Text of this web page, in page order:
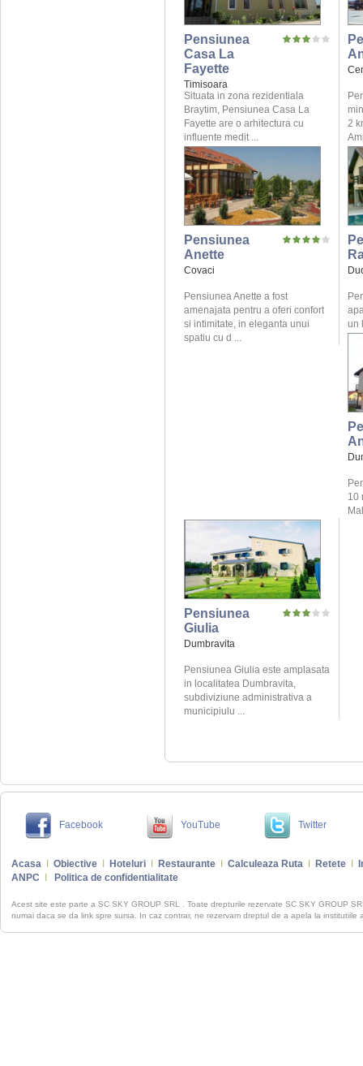
Pensiunea
Casa La
Fayette
Timisoara
Situata in zona rezidentiala
Braytim, Pensiunea Casa La
Fayette are o arhitectura cu
influente medit ...
2
Pensiunea
Anette
Covaci
Pensiunea Anette a fost
amenajata pentru a oferi confort
si intimitate, in eleganta unui
spatiu cu d ...
un
10
Pensiunea
Giulia
Dumbravita
Pensiunea Giulia este amplasata
in localitatea Dumbravita,
subdiviziune administrativa a
municipiulu ...
Facebook YouTube Twitter
Acasa Obiective Hoteluri Restaurante Calculeaza Ruta Retete
ANPC
Politica de confidentialitate
Acest site este parte a SC SKY GROUP SRL . Toate drepturile rezervate SC SKY GROUP
numai daca se da link spre sursa. In caz contrar, ne rezervam dreptul de a apela la institutiile